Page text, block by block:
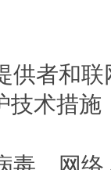
供者和
技术措施